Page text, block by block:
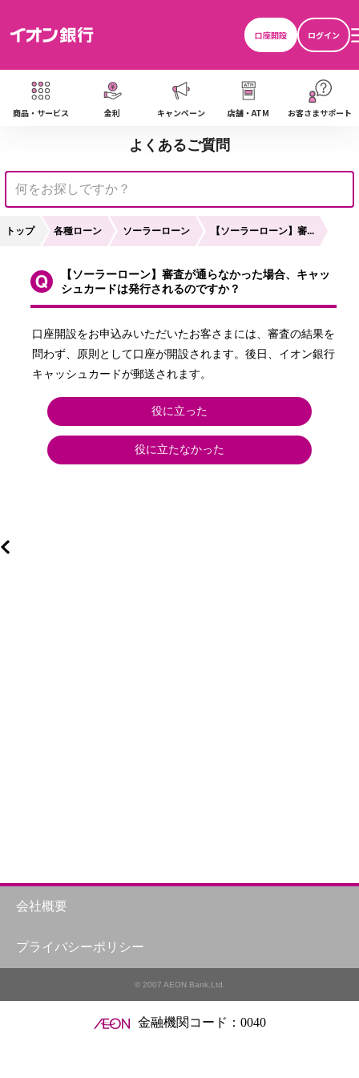
口座開設
ログイン
商品・サービス 金利 キャンペーン 店舗・ATM お客さまサポート
よくあるご質問
トップ 各種ローン ソーラーローン 【ソーラーローン】審...
【ソーラーローン】審査が通らなかった場合、キャッ
シュカードは発行されるのですか？
口座開設をお申込みいただいたお客さまには、審査の結果を
問わず、原則として口座が開設されます。後日、イオン銀行
キャッシュカードが郵送されます。
役に立った
役に立たなかった
会社概要
プライバシーポリシー
© 2007 AEON Bank,Ltd.
金融機関コード：0040